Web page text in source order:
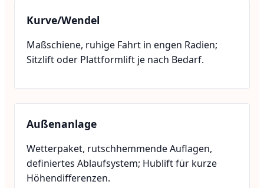
Kurve/Wendel
Maßschiene, ruhige Fahrt in engen Radien;
Sitzlift oder Plattformlift je nach Bedarf.
Außenanlage
Wetterpaket, rutschhemmende Auflagen,
definiertes Ablaufsystem; Hublift für kurze
Höhendifferenzen.